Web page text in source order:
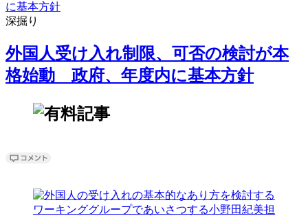
に基本方針
深掘り
外国人受け入れ制限、可否の検討が本
格始動 政府、年度内に基本方針